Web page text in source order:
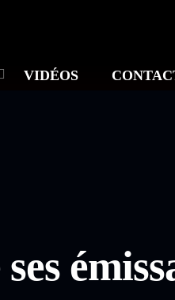
VIDÉOS